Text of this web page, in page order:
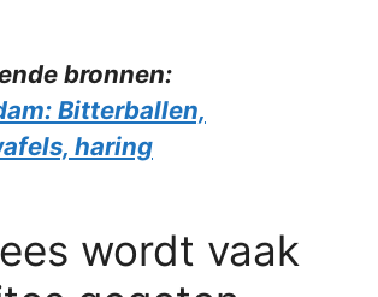
bronnen:
Bitterballen,
haring
wordt vaak